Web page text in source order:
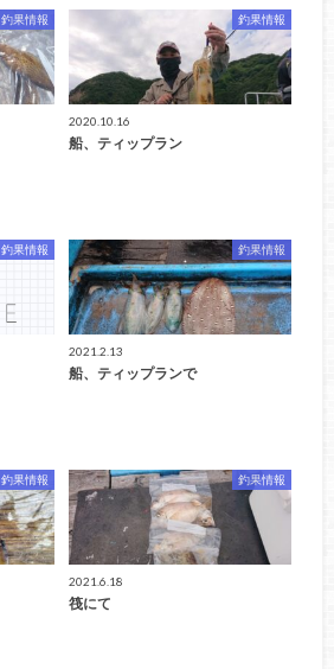
釣果情報 釣果情報
2020.10.16
船、ティップラン
釣果情報 釣果情報
2021.2.13
船、ティップランで
釣果情報 釣果情報
2021.6.18
筏にて